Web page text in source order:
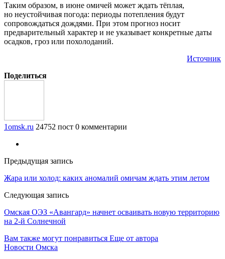
Таким образом, в июне омичей может ждать тёплая,
но неустойчивая погода: периоды потепления будут
сопровождаться дождями. При этом прогноз носит
предварительный характер и не указывает конкретные даты
осадков, гроз или похолоданий.
Источник
Поделиться
1omsk.ru 24752 пост 0 комментарии
Предыдущая запись
Жара или холод: каких аномалий омичам ждать этим летом
Следующая запись
Омская ОЭЗ «Авангард» начнет осваивать новую территорию
на 2-й Солнечной
Вам также могут понравиться Еще от автора
Новости Омска